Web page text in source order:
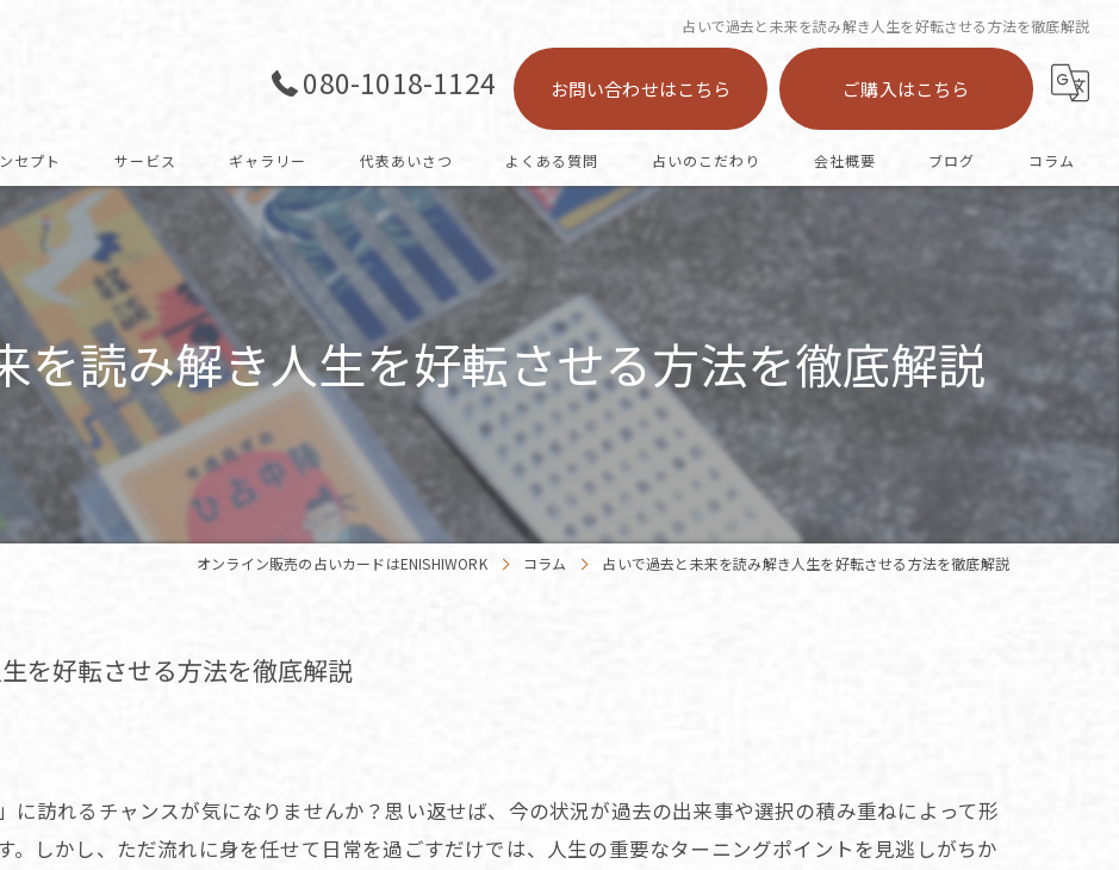
占いで過去と未来を読み解き人生を好転させる方法を徹底解説
080-1018-1124 お問い合わせはこちら ご購入はこちら
セプト サービス ギャラリー 代表あいさつ よくある質問 占いのこだわり
カード
オラクル
仕事
会社概要 ブログ コラム
を読み解き人生を好転させる方法を徹底解説
オンライン販売の占いカードはENISHIWORK コラム 占いで過去と未来を読み解き人生を好転させる方法を徹底解説
を好転させる方法を徹底解説
に訪れるチャンスが気になりませんか？思い返せば、今の状況が過去の出来事や選択の積み重ねによって形
。しかし、ただ流れに身を任せて日常を過ごすだけでは、人生の重要なターニングポイントを見逃しがちか